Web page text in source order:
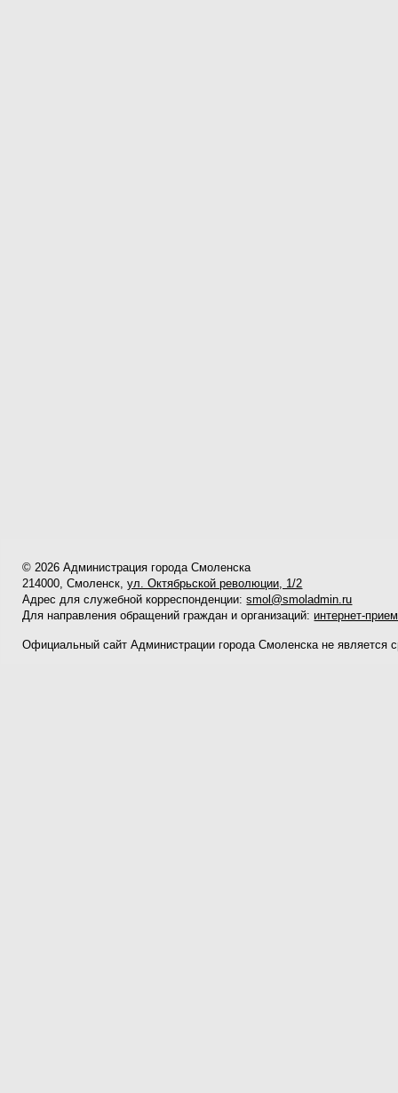
© 2026 Администрация города Смоленска
214000, Смоленск,ул. Октябрьской революции, 1/2
Адрес для служебной корреспонденции:smol@smoladmin.ru
Для направления обращений граждан и организаций: интернет-
Официальный сайт Администрации города Смоленска не является